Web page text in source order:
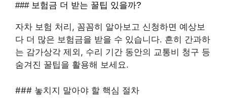
### 보험금 더 받는 꿀팁 있을까?
자차 보험 처리, 꼼꼼히 알아보고 신청하면 예상보
다 더 많은 보험금을 받을 수 있습니다. 흔히 간과하
는 감가상각 제외, 수리 기간 동안의 교통비 청구 등
숨겨진 꿀팁을 활용해 보세요.
### 놓치지 말아야 할 핵심 절차